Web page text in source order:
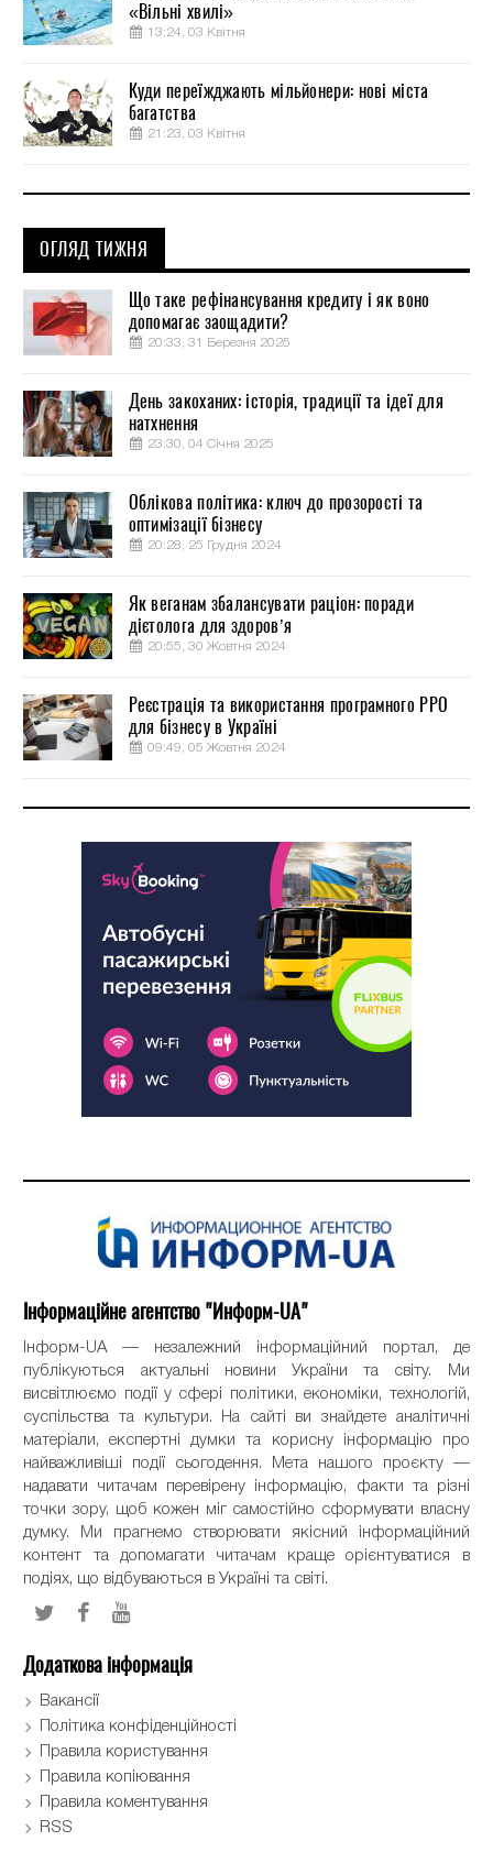
«Вільні хвилі»
13:24, 03 Квітня
Куди переїжджають мільйонери: нові міста
багатства
21:23, 03 Квітня
ОГЛЯД ТИЖНЯ
Що таке рефінансування кредиту і як воно
допомагає заощадити?
20:33, 31 Березня 2025
День закоханих: історія, традиції та ідеї для
натхнення
23:30, 04 Січня 2025
Облікова політика: ключ до прозорості та
оптимізації бізнесу
20:28, 25 Грудня 2024
Як веганам збалансувати раціон: поради
дієтолога для здоров’я
20:55, 30 Жовтня 2024
Реєстрація та використання програмного РРО
для бізнесу в Україні
09:49, 05 Жовтня 2024
Інформаційне агентство "Информ-UA"
Інформ-UA — незалежний інформаційний портал, де
публікуються актуальні новини України та світу. Ми
висвітлюємо події у сфері політики, економіки, технологій,
суспільства та культури. На сайті ви знайдете аналітичні
матеріали, експертні думки та корисну інформацію про
найважливіші події сьогодення. Мета нашого проєкту —
надавати читачам перевірену інформацію, факти та різні
точки зору, щоб кожен міг самостійно сформувати власну
думку. Ми прагнемо створювати якісний інформаційний
контент та допомагати читачам краще орієнтуватися в
подіях, що відбуваються в Україні та світі.
Додаткова інформація
Вакансії
Політика конфіденційності
Правила користування
Правила копіювання
Правила коментування
RSS